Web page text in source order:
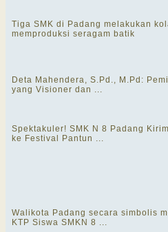
Tiga SMK di Padang melakukan
memproduksi seragam batik
Deta Mahendera, S.Pd., M.Pd:
yang Visioner dan ...
Spektakuler! SMK N 8 Padang
ke Festival Pantun ...
Walikota Padang secara simbolis
KTP Siswa SMKN 8 ...